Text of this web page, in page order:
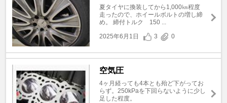
夏タイヤに換装してから1,000㎞程度
走ったので、ホイールボルトの増し締
め。 締付トルク 150 ...
2025年6月1日
3 0
空気圧
4ヶ月経っても4本とも殆ど下がってお
らず。250kPaを下回らないように少し
足した程度。